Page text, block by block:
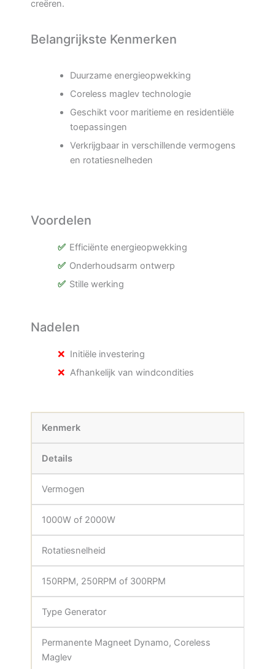
creëren.
Belangrijkste Kenmerken
Duurzame energieopwekking
Coreless maglev technologie
Geschikt voor maritieme en residentiële
toepassingen
Verkrijgbaar in verschillende vermogens
en rotatiesnelheden
Voordelen
Efficiënte energieopwekking
Onderhoudsarm ontwerp
Stille werking
Nadelen
Initiële investering
Afhankelijk van windcondities
Kenmerk
Details
Vermogen
1000W of 2000W
Rotatiesnelheid
150RPM, 250RPM of 300RPM
Type Generator
Permanente Magneet Dynamo, Coreless
Maglev